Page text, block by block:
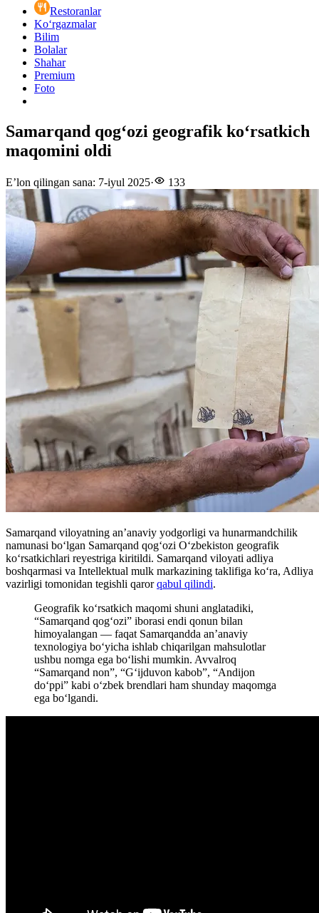
Restoranlar
Ko‘rgazmalar
Bilim
Bolalar
Shahar
Premium
Foto
Samarqand qogʻozi geografik koʻrsatkich
maqomini oldi
E’lon qilingan sana: 7-iyul 2025· 133
Samarqand viloyatning an’anaviy yodgorligi va hunarmandchilik
namunasi bo‘lgan Samarqand qog‘ozi O‘zbekiston geografik
ko‘rsatkichlari reyestriga kiritildi. Samarqand viloyati adliya
boshqarmasi va Intellektual mulk markazining taklifiga ko‘ra, Adliya
vazirligi tomonidan tegishli qarorqabul qilindi.
Geografik ko‘rsatkich maqomi shuni anglatadiki,
“Samarqand qog‘ozi” iborasi endi qonun bilan
himoyalangan — faqat Samarqandda an’anaviy
texnologiya bo‘yicha ishlab chiqarilgan mahsulotlar
ushbu nomga ega bo‘lishi mumkin. Avvalroq
“Samarqand non”, “G‘ijduvon kabob”, “Andijon
do‘ppi” kabi o‘zbek brendlari ham shunday maqomga
ega bo‘lgandi.